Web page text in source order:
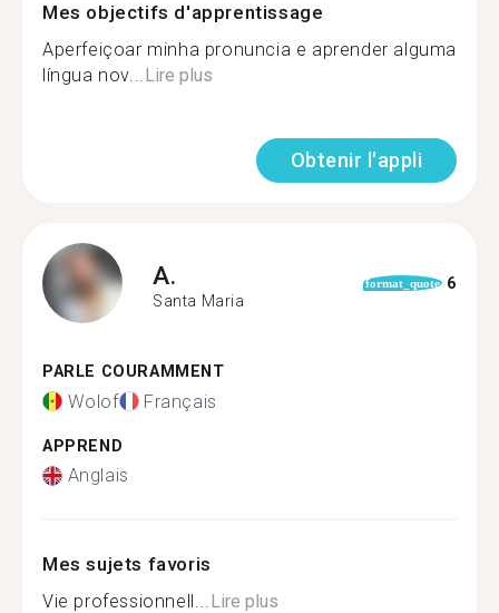
Mes objectifs d'apprentissage
Aperfeiçoar minha pronuncia e aprender alguma
língua nov...Lire plus
Obtenir l'appli
A.
Santa Maria
format_quote 6
PARLE COURAMMENT
Wolof Français
APPREND
Anglais
Mes sujets favoris
Vie professionnell...Lire plus